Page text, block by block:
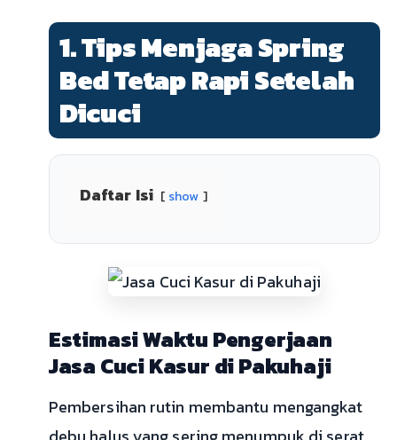
1. Tips Menjaga Spring
Bed Tetap Rapi Setelah
Dicuci
Daftar Isi show
Estimasi Waktu Pengerjaan
Jasa Cuci Kasur di Pakuhaji
Pembersihan rutin membantu mengangkat